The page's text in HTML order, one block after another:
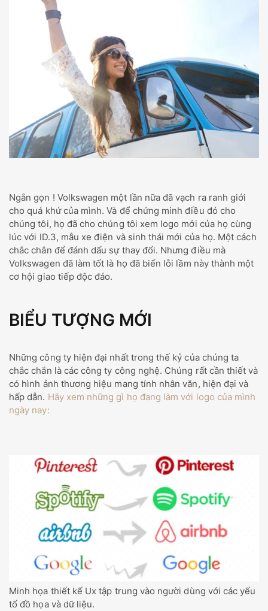
Ngắn gọn ! Volkswagen một lần nữa đã vạch ra ranh giới
cho quá khứ của mình. Và để chứng minh điều đó cho
chúng tôi, họ đã cho chúng tôi xem logo mới của họ cùng
lúc với ID.3, mẫu xe điện và sinh thái mới của họ. Một cách
chắc chắn để đánh dấu sự thay đổi. Nhưng điều mà
Volkswagen đã làm tốt là họ đã biến lỗi lầm này thành một
cơ hội giao tiếp độc đáo.
BIỂU TƯỢNG MỚI
Những công ty hiện đại nhất trong thế kỷ của chúng ta
chắc chắn là các công ty công nghệ. Chúng rất cần thiết và
có hình ảnh thương hiệu mang tính nhân văn, hiện đại và
hấp dẫn. Hãy xem những gì họ đang làm với logo của mình
ngày nay:
Minh họa thiết kế Ux tập trung vào người dùng với các yếu
tố đồ họa và dữ liệu.